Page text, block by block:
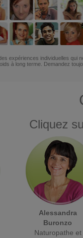
expériences individuelles qui
à long terme. Demandez
Cliquez
Alessandra
Buronzo
Naturopathe et